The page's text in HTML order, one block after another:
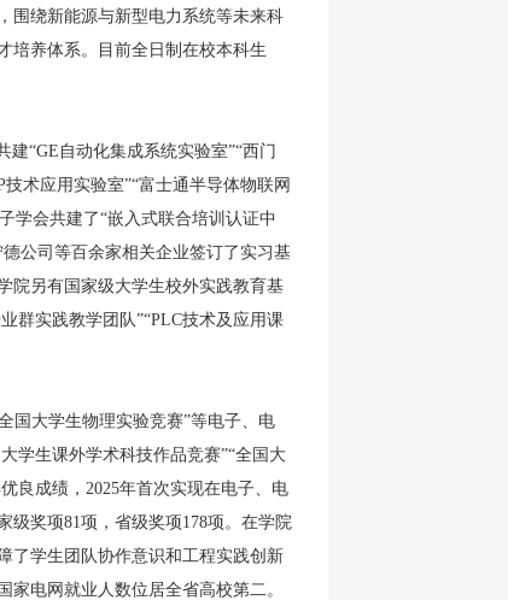
围绕新能源与新型电力系统等未来科
培养体系。目前全日制在校本科生
建“GE 自动化集成系统实验室”“西门
技术应用实验室”“富士通半导体物联网
学会共建了“嵌入式联合培训认证中
公司等百余家相关企业签订了实习基
院另有国家级大学生校外实践教育基
群实践教学团队”“PLC技术及应用课
国大学生物理实验竞赛”等电子、电
学生课外学术科技作品竞赛”“全国大
良成绩， 2025年首次实现在电子、电
级奖项81项，省级奖项178项。在学院
了学生团队协作意识和工程实践创新
电网就业人数位居全省高校第二。